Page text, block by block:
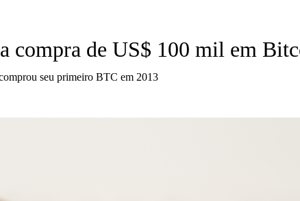
compra de US$ 100 mil em
seu primeiro BTC em 2013